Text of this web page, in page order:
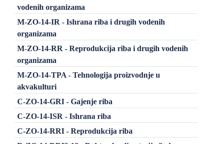
vodenih organizama
M-ZO-14-IR - Ishrana riba i drugih vodenih
organizama
M-ZO-14-RR - Reprodukcija riba i drugih vodenih
organizama
M-ZO-14-TPA - Tehnologija proizvodnje u
akvakulturi
C-ZO-14-GRI - Gajenje riba
C-ZO-14-ISR - Ishrana riba
C-ZO-14-RRI - Reprodukcija riba